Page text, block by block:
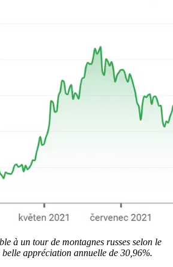
à un tour de montagnes russes selon le
appréciation annuelle de 30,96%.